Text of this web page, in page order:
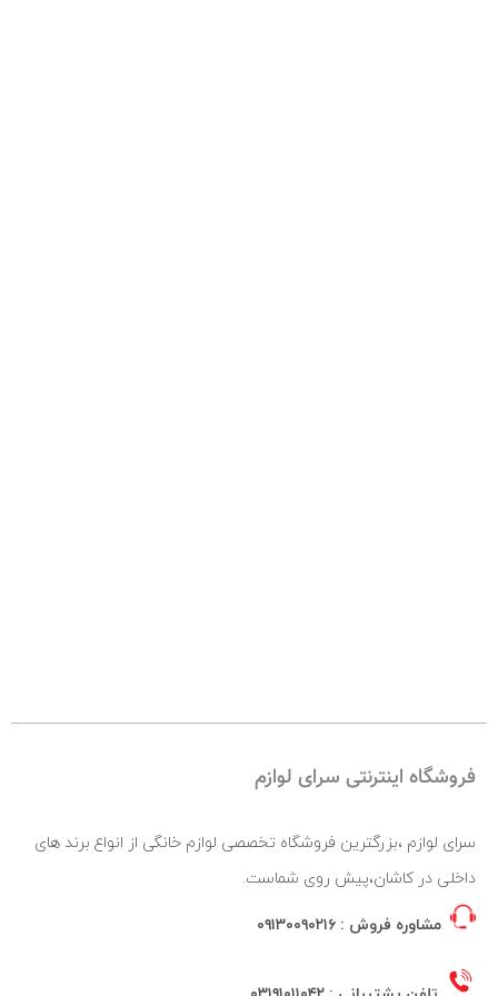
فروشگاه اینترنتی سرای لوازم
سرای لوازم ،بزرگترین فروشگاه تخصصی لوازم خانگی از انواع برند های
داخلی در کاشان،پیش روی شماست.
مشاوره فروش : ۰۹۱۳۰۰۹۰۲۱۶